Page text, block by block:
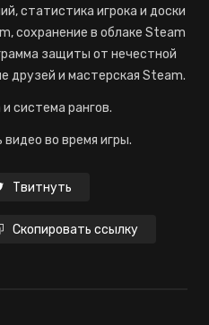
статистика игрока и доски
сохранение в облаке Steam
защиты от нечестной
друзей и мастерская Steam.
система рангов.
во время игры.
Твитнуть
Скопировать ссылку